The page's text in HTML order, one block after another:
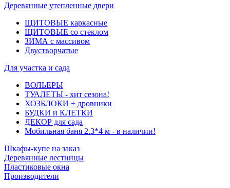
Деревянные утепленные двери
ЩИТОВЫЕ каркасные
ЩИТОВЫЕ со стеклом
ЗИМА с массивом
Двустворчатые
Для участка и сада
ВОЛЬЕРЫ
ТУАЛЕТЫ - хит сезона!
ХОЗБЛОКИ + дровники
БУДКИ и КЛЕТКИ
ДЕКОР для сада
Мобильная баня 2.3*4 м - в наличии!
Шкафы-купе на заказ
Деревянные лестницы
Пластиковые окна
Производители